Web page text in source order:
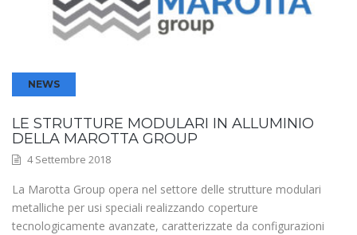
NEWS
LE STRUTTURE MODULARI IN ALLUMINIO
DELLA MAROTTA GROUP
4 Settembre 2018
La Marotta Group opera nel settore delle strutture modulari
metalliche per usi speciali realizzando coperture
tecnologicamente avanzate, caratterizzate da configurazioni